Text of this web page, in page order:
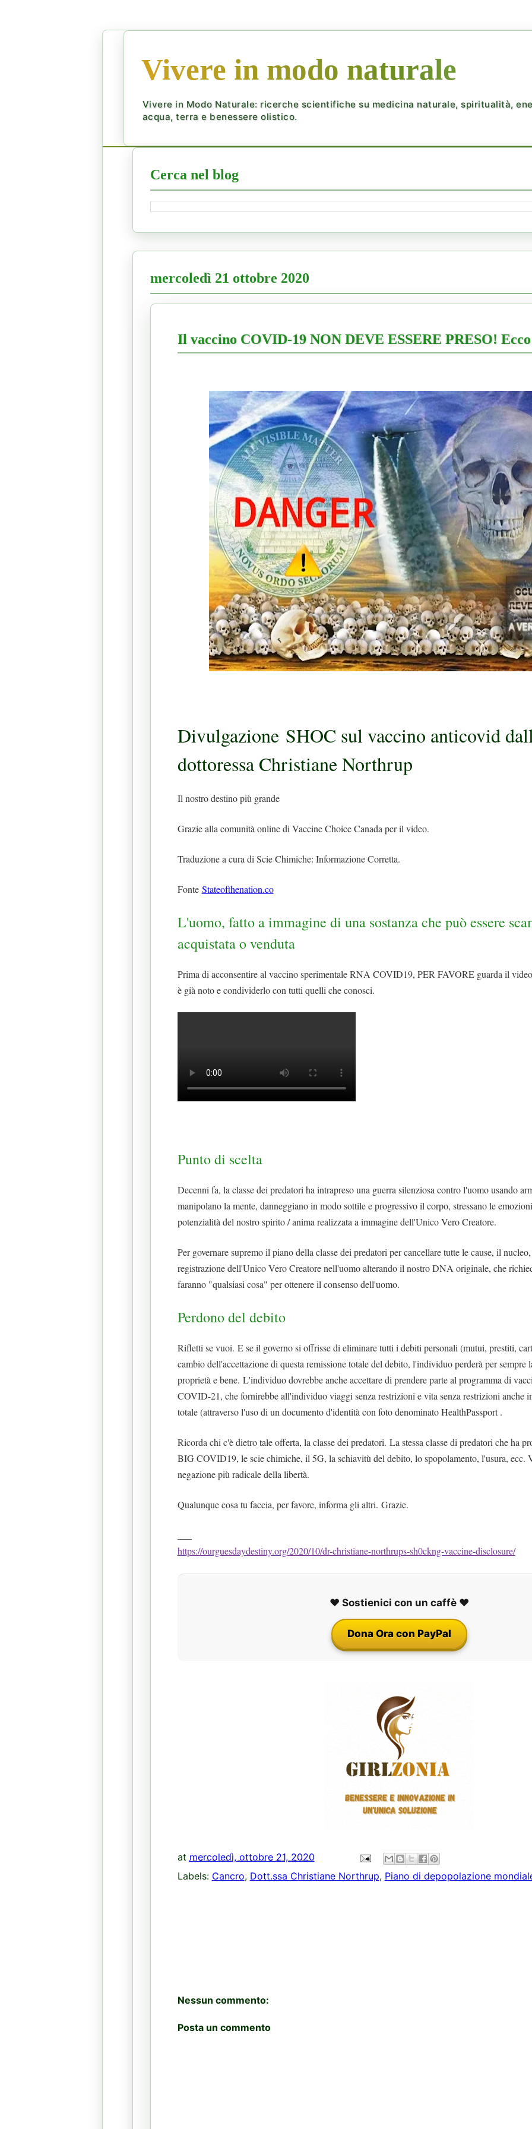
Vivere in modo naturale
Vivere in Modo Naturale: ricerche scientifiche su medicina naturale, spiritualità,
acqua, terra e benessere olistico.
Cerca nel blog
mercoledì 21 ottobre 2020
Il vaccino COVID-19 NON DEVE ESSERE PRESO!
Divulgazione SHOC sul vaccino anticovid
dottoressa Christiane Northrup
Il nostro destino più grande
Grazie alla comunità online di Vaccine Choice Canada per il video.
Traduzione a cura di Scie Chimiche: Informazione Corretta.
Fonte Stateofthenation.co
L'uomo, fatto a immagine di una sostanza che può essere
acquistata o venduta
Prima di acconsentire al vaccino sperimentale RNA COVID19, PER FAVORE guarda il
è già noto e condividerlo con tutti quelli che conosci.
Punto di scelta
Decenni fa, la classe dei predatori ha intrapreso una guerra silenziosa contro l'uomo usando
manipolano la mente, danneggiano in modo sottile e progressivo il corpo, stressano le
potenzialità del nostro spirito / anima realizzata a immagine dell'Unico Vero Creatore.
Per governare supremo il piano della classe dei predatori per cancellare tutte le cause, il
registrazione dell'Unico Vero Creatore nell'uomo alterando il nostro DNA originale, che
faranno "qualsiasi cosa" per ottenere il consenso dell'uomo.
Perdono del debito
Rifletti se vuoi. E se il governo si offrisse di eliminare tutti i debiti personali (mutui, prestiti,
cambio dell'accettazione di questa remissione totale del debito, l'individuo perderà per sempre
proprietà e bene. L'individuo dovrebbe anche accettare di prendere parte al programma di
COVID-21, che fornirebbe all'individuo viaggi senza restrizioni e vita senza restrizioni anche
totale (attraverso l'uso di un documento d'identità con foto denominato HealthPassport .
Ricorda chi c'è dietro tale offerta, la classe dei predatori. La stessa classe di predatori che ha
BIG COVID19, le scie chimiche, il 5G, la schiavitù del debito, lo spopolamento, l'usura, ecc.
negazione più radicale della libertà.
Qualunque cosa tu faccia, per favore, informa gli altri. Grazie.
https://ourguesdaydestiny.org/2020/10/dr-christiane-northrups-sh0ckng-vaccine-disclosure/
❤️ Sostienici con un caffè ❤️
Dona Ora con PayPal
at mercoledì, ottobre 21, 2020
Labels: Cancro, Dott.ssa Christiane Northrup, Piano di depopolazione
Nessun commento:
Posta un commento